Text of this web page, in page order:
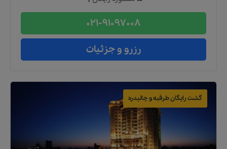
021-91097008
رزرو و جزئیات
گشت رایگان طرقبه و چالیدره